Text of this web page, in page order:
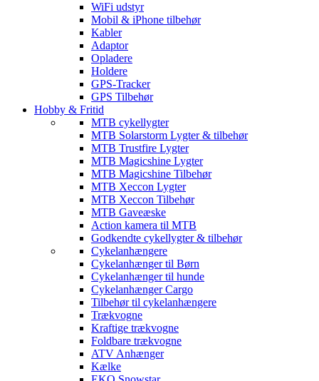
WiFi udstyr
Mobil & iPhone tilbehør
Kabler
Adaptor
Opladere
Holdere
GPS-Tracker
GPS Tilbehør
Hobby & Fritid
MTB cykellygter
MTB Solarstorm Lygter & tilbehør
MTB Trustfire Lygter
MTB Magicshine Lygter
MTB Magicshine Tilbehør
MTB Xeccon Lygter
MTB Xeccon Tilbehør
MTB Gaveæske
Action kamera til MTB
Godkendte cykellygter & tilbehør
Cykelanhængere
Cykelanhænger til Børn
Cykelanhænger til hunde
Cykelanhænger Cargo
Tilbehør til cykelanhængere
Trækvogne
Kraftige trækvogne
Foldbare trækvogne
ATV Anhænger
Kælke